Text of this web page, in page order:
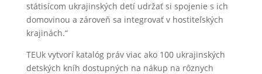
státisícom ukrajinských detí udržať si spojenie s ich
domovinou a zároveň sa integrovať v hostiteľských
krajinách.“
TEUk vytvorí katalóg práv viac ako 100 ukrajinských
detských kníh dostupných na nákup na rôznych